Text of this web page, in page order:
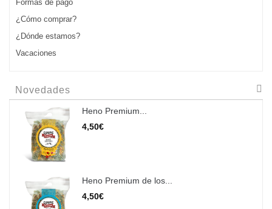
Formas de pago
¿Cómo comprar?
¿Dónde estamos?
Vacaciones
Novedades
Heno Premium...
4,50€
Heno Premium de los...
4,50€